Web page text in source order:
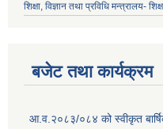
शिक्षा, विज्ञान तथा प्रविधि मन्त्रालय-
बजेट तथा कार्यक्रम
आ.व.२०८३/०८४ को स्वीकृत